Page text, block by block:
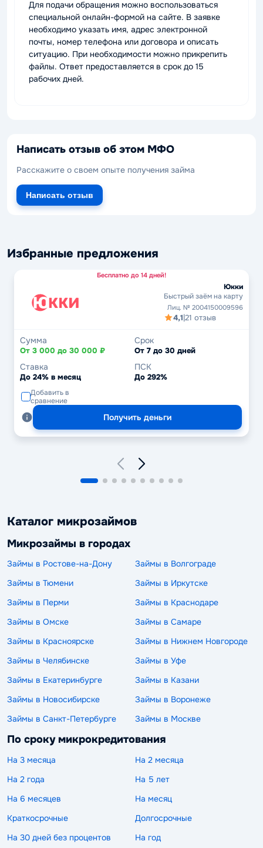
Для подачи обращения можно воспользоваться
специальной онлайн-формой на сайте. В заявке
необходимо указать имя, адрес электронной
почты, номер телефона или договора и описать
ситуацию. При необходимости можно прикрепить
файлы. Ответ предоставляется в срок до 15
рабочих дней.
Написать отзыв об этом МФО
Расскажите о своем опыте получения займа
Написать отзыв
Избранные предложения
Бесплатно до 14 дней!
Юкки
Быстрый заём на карту
Лиц. № 2004150009596
4,1|21 отзыв
Сумма
От 3 000 до 30 000 ₽
Срок
От 7 до 30 дней
Ставка
До 24% в месяц
ПСК
До 292%
Добавить в
сравнение
Получить деньги
Каталог микрозаймов
Микрозаймы в городах
Займы в Ростове-на-Дону
Займы в Волгограде
Займы в Тюмени
Займы в Иркутске
Займы в Перми
Займы в Краснодаре
Займы в Омске
Займы в Самаре
Займы в Красноярске
Займы в Нижнем Новгороде
Займы в Челябинске
Займы в Уфе
Займы в Екатеринбурге
Займы в Казани
Займы в Новосибирске
Займы в Воронеже
Займы в Санкт-Петербурге
Займы в Москве
По сроку микрокредитования
На 3 месяца
На 2 месяца
На 2 года
На 5 лет
На 6 месяцев
На месяц
Краткосрочные
Долгосрочные
На 30 дней без процентов
На год